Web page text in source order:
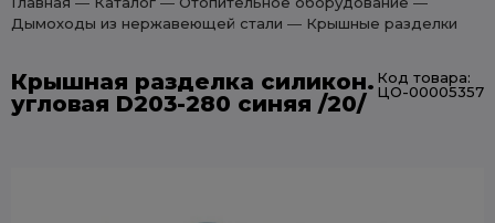
Дымоходы из нержавеющей стали ― Крышные разделки
Крышная разделка силикон.
угловая D203-280 синяя /20/
Код товара:
ЦО-00005357